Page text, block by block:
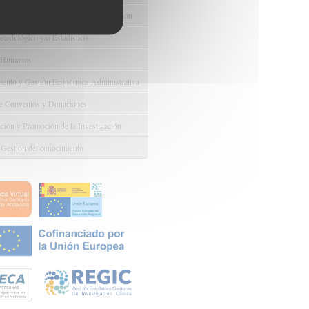
Ayudas y Oportunidad de Financiación
y/o Estadístico
y Gestión Económica-Administrativa
Convenios y Donaciones
y Promoción de la Investigación
del conocimiento